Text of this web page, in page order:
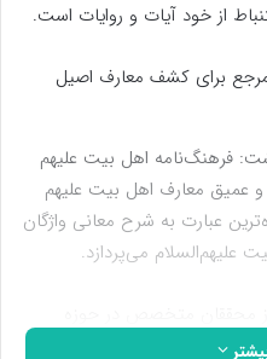
از خود آیات و روایات است.
فرهنگ‌نامه اهل بیت علیهم
عمیق معارف اهل بیت علیهم
عبارت به شرح معانی واژگان
علیهم‌السلام می‌پردازد.
نگاشته خواهد شد، نخستین